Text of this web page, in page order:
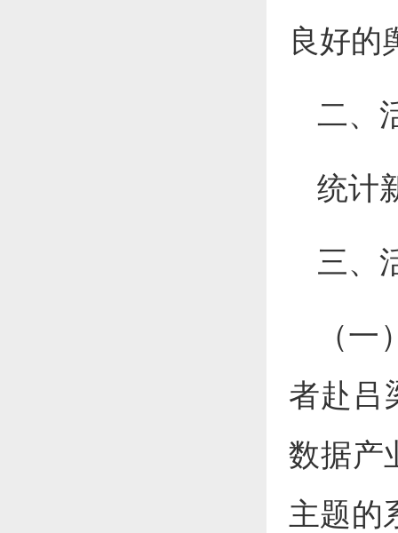
良好的
二、
统计
三、
（
者赴吕
数据产
主题的